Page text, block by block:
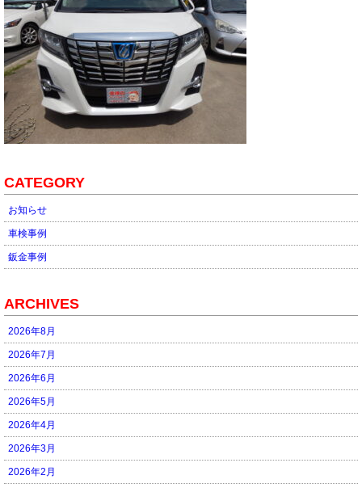
CATEGORY
お知らせ
車検事例
鈑金事例
ARCHIVES
2026年8月
2026年7月
2026年6月
2026年5月
2026年4月
2026年3月
2026年2月